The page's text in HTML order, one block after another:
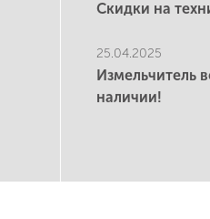
Скидки на
25.04.2025
Измельчитель
наличии!